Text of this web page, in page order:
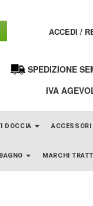
ACCEDI /
SPEDIZIONE
IVA
DOCCIA ACCESSORI
MARCHI